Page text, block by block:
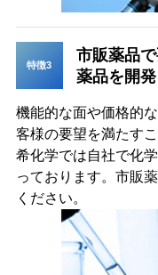
特徴3
市販薬品
薬品を開発
機能的な面や価格的
客様の要望を満たす
希化学では自社で化
っております。市販
ください。